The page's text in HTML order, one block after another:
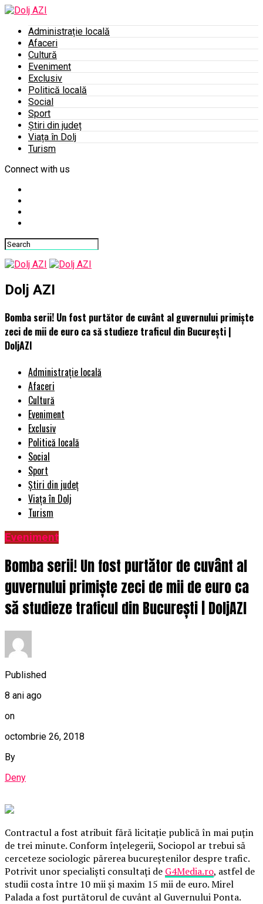
Administrație locală
Afaceri
Cultură
Eveniment
Exclusiv
Politică locală
Social
Sport
Știri din județ
Viața în Dolj
Turism
Connect with us
Dolj AZI
Bomba serii! Un fost purtător de cuvânt al guvernului primiște
zeci de mii de euro ca să studieze traficul din București |
DoljAZI
Administrație locală
Afaceri
Cultură
Eveniment
Exclusiv
Politică locală
Social
Sport
Știri din județ
Viața în Dolj
Turism
Eveniment
Bomba serii! Un fost purtător de cuvânt al
guvernului primiște zeci de mii de euro ca
să studieze traficul din București | DoljAZI
Published
8 ani ago
on
octombrie 26, 2018
By
Deny
Contractul a fost atribuit fără licitaţie publică în mai puţin
de trei minute. Conform înţelegerii, Sociopol ar trebui să
cerceteze sociologic părerea bucureştenilor despre trafic.
Potrivit unor specialişti consultaţi de G4Media.ro, astfel de
studii costa între 10 mii şi maxim 15 mii de euro. Mirel
Palada a fost purtătorul de cuvânt al Guvernului Ponta.